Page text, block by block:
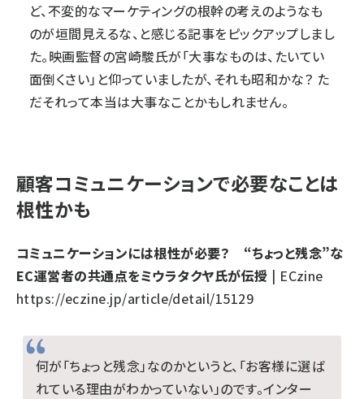
ど、不変的なマーケティングの根幹の考えのようなも
のが垣間見えるな、と感じる記事をピックアップしまし
た。映画監督の宮崎駿氏が「大事なものは、たいてい
面倒くさい」と仰っていましたが、それも昭和かな？ た
だそれって本当は大事なことかもしれません。
顧客コミュニケーションで必要なことは
根性かも
コミュニケーションには根性が必要？ “ちょっと残念”な
EC運営者の共通点をミウラタクヤ氏が伝授 | ECzine
https://eczine.jp/article/detail/15129
何が「ちょっと残念」なのかというと、「お客様に選ば
れている理由がわかっていない」のです。インター